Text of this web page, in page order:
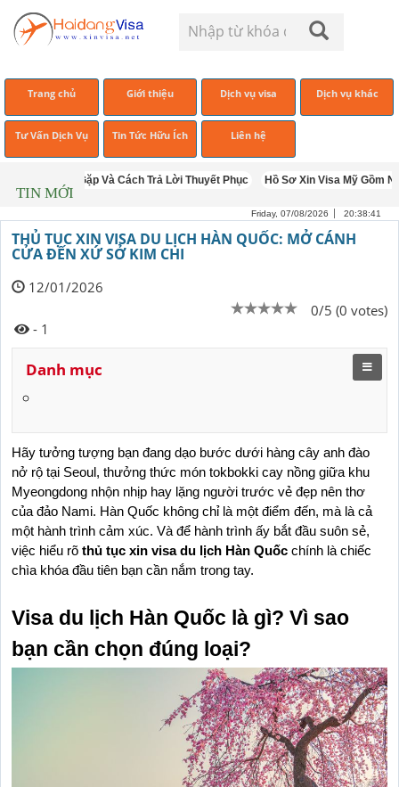
Trang chủ Giới thiệu Dịch vụ visa Dịch vụ khác
Tư Vấn Dịch Vụ Tin Tức Hữu Ích Liên hệ
TIN MỚI
Thường Gặp Và Cách Trả Lời Thuyết Phục Hồ Sơ Xin Visa Mỹ Gồm
Friday, 07/08/2026 20:38:42
THỦ TỤC XIN VISA DU LỊCH HÀN QUỐC: MỞ CÁNH
CỬA ĐẾN XỨ SỞ KIM CHI
12/01/2026
0/5 (0 votes)
- 1
Danh mục
Hãy tưởng tượng bạn đang dạo bước dưới hàng cây anh đào
nở rộ tại Seoul, thưởng thức món tokbokki cay nồng giữa khu
Myeongdong nhộn nhịp hay lặng người trước vẻ đẹp nên thơ
của đảo Nami. Hàn Quốc không chỉ là một điểm đến, mà là cả
một hành trình cảm xúc. Và để hành trình ấy bắt đầu suôn sẻ,
việc hiểu rõ thủ tục xin visa du lịch Hàn Quốc chính là chiếc
chìa khóa đầu tiên bạn cần nắm trong tay.
Visa du lịch Hàn Quốc là gì? Vì sao
bạn cần chọn đúng loại?